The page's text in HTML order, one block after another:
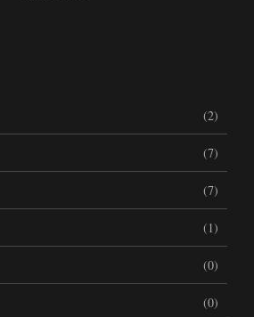
(2)
(7)
(7)
(1)
(0)
(0)